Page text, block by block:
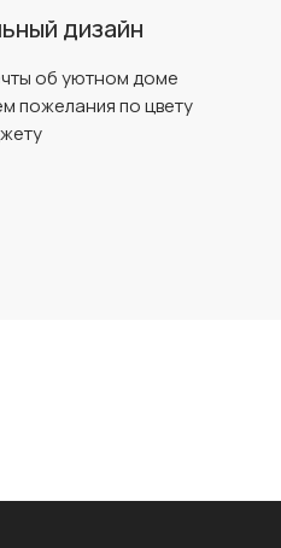
дизайн
об уютном доме
пожелания по цвету